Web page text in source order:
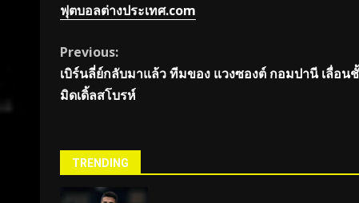
ฟุตบอลต่างประเทศ.com
Continue
Reading
Previous:
เบิร์นลี่ย์กลับมาแล้ว ทีมของ แวงซองต์ กอมปานี เลื่อน
มิดเดิ้ลสโบรห์
TRENDING